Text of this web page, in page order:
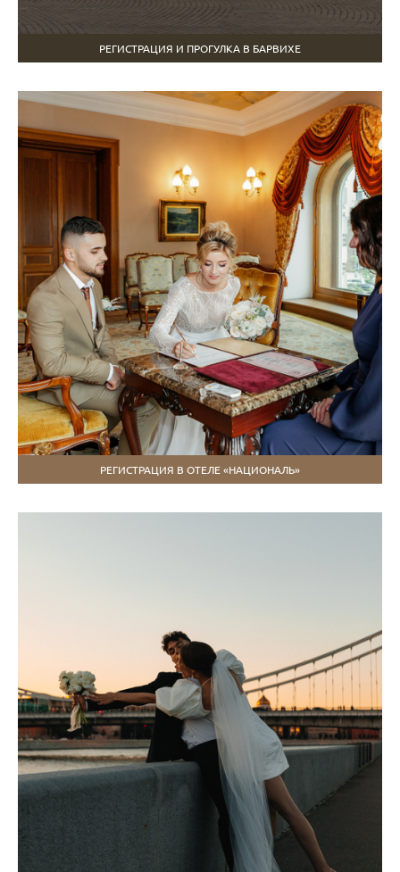
РЕГИСТРАЦИЯ И ПРОГУЛКА В БАРВИХЕ
РЕГИСТРАЦИЯ В ОТЕЛЕ «НАЦИОНАЛЬ»